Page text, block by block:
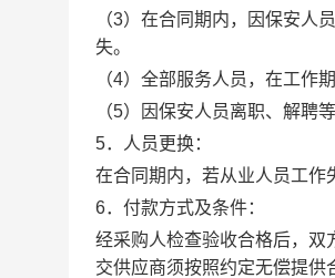
（3）在合同期内，因保安人
失。
（4）全部服务人员，在工作
（5）因保安人员离职、解聘
5．人员更换：
在合同期内，若从业人员工作
6．付款方式及条件：
经采购人检查验收合格后，双
交供应商须按照约定无偿提供